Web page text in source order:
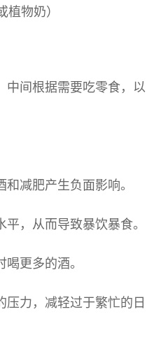
物奶）
中间根据需要吃零食，以
减肥产生负面影响。
，从而导致暴饮暴食。
更多的酒。
压力，减轻过于繁忙的日